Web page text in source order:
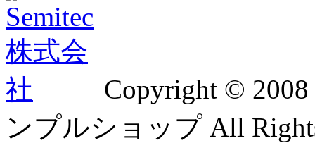
Copyright ©
ンプルショップ All